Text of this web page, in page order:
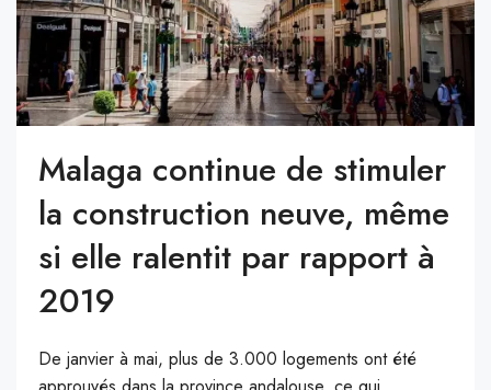
Malaga continue de stimuler
la construction neuve, même
si elle ralentit par rapport à
2019
De janvier à mai, plus de 3.000 logements ont été